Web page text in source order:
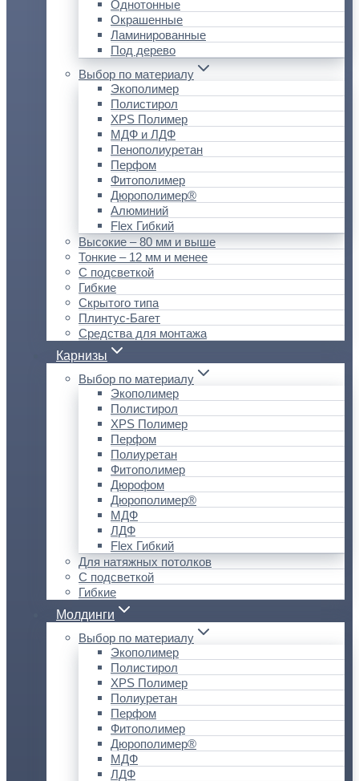
Однотонные
Окрашенные
Ламинированные
Под дерево
Выбор по материалу
Экополимер
Полистирол
XPS Полимер
МДФ и ЛДФ
Пенополиуретан
Перфом
Фитополимер
Дюрополимер®
Алюминий
Flex Гибкий
Высокие – 80 мм и выше
Тонкие – 12 мм и менее
С подсветкой
Гибкие
Скрытого типа
Плинтус-Багет
Средства для монтажа
Карнизы
Выбор по материалу
Экополимер
Полистирол
XPS Полимер
Перфом
Полиуретан
Фитополимер
Дюрофом
Дюрополимер®
МДФ
ЛДФ
Flex Гибкий
Для натяжных потолков
С подсветкой
Гибкие
Молдинги
Выбор по материалу
Экополимер
Полистирол
XPS Полимер
Полиуретан
Перфом
Фитополимер
Дюрополимер®
МДФ
ЛДФ